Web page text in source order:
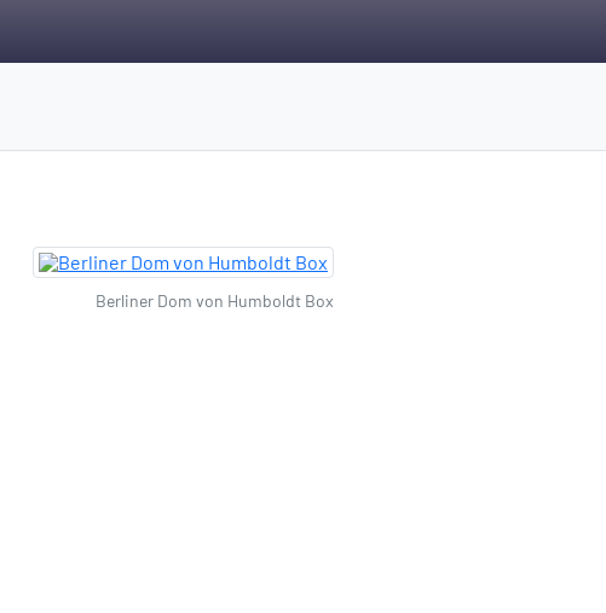
Berliner Dom von Humboldt Box